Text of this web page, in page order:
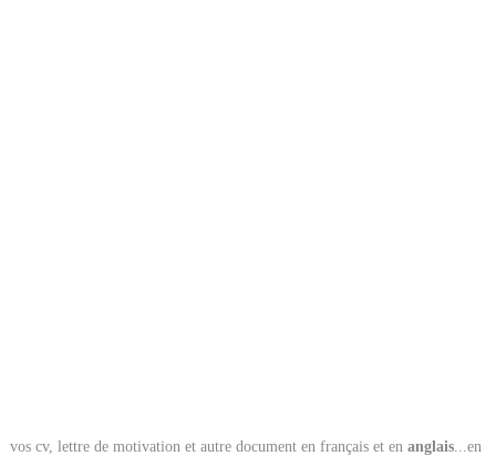
vos cv, lettre de motivation et autre document en français et en anglais...en